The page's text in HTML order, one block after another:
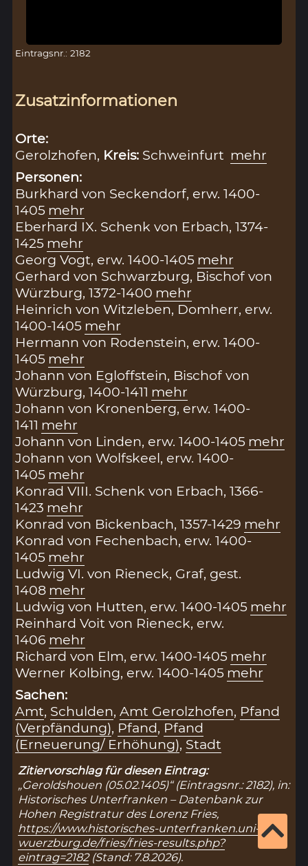
Eintragsnr.: 2182
Zusatzinformationen
Orte:
Gerolzhofen, Kreis: Schweinfurt mehr
Personen:
Burkhard von Seckendorf, erw. 1400-
1405 mehr
Eberhard IX. Schenk von Erbach, 1374-
1425 mehr
Georg Vogt, erw. 1400-1405 mehr
Gerhard von Schwarzburg, Bischof von
Würzburg, 1372-1400 mehr
Heinrich von Witzleben, Domherr, erw.
1400-1405 mehr
Hermann von Rodenstein, erw. 1400-
1405 mehr
Johann von Egloffstein, Bischof von
Würzburg, 1400-1411 mehr
Johann von Kronenberg, erw. 1400-
1411 mehr
Johann von Linden, erw. 1400-1405 mehr
Johann von Wolfskeel, erw. 1400-
1405 mehr
Konrad VIII. Schenk von Erbach, 1366-
1423 mehr
Konrad von Bickenbach, 1357-1429 mehr
Konrad von Fechenbach, erw. 1400-
1405 mehr
Ludwig VI. von Rieneck, Graf, gest.
1408 mehr
Ludwig von Hutten, erw. 1400-1405 mehr
Reinhard Voit von Rieneck, erw.
1406 mehr
Richard von Elm, erw. 1400-1405 mehr
Werner Kolbing, erw. 1400-1405 mehr
Sachen:
Amt, Schulden,Amt Gerolzhofen, Pfand
(Verpfändung), Pfand, Pfand
(Erneuerung/ Erhöhung), Stadt
Zitiervorschlag für diesen Eintrag:
„Geroldshouen (05.02.1405)“ (Eintragsnr.: 2182), in:
Historisches Unterfranken – Datenbank zur
Hohen Registratur des Lorenz Fries,
https://www.historisches-unterfranken.uni-
wuerzburg.de/fries/fries-results.php?
eintrag=2182(Stand: 7.8.2026).